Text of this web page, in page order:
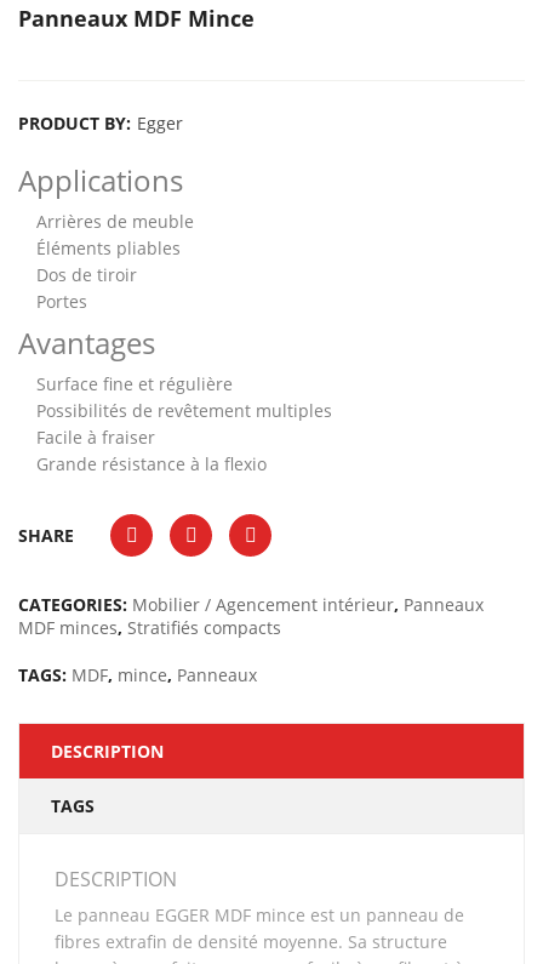
Panneaux MDF Mince
PRODUCT BY: Egger
Applications
Arrières de meuble
Éléments pliables
Dos de tiroir
Portes
Avantages
Surface fine et régulière
Possibilités de revêtement multiples
Facile à fraiser
Grande résistance à la flexio
SHARE
CATEGORIES: Mobilier / Agencement intérieur, Panneaux
MDF minces, Stratifiés compacts
TAGS: MDF, mince, Panneaux
DESCRIPTION
TAGS
DESCRIPTION
Le panneau EGGER MDF mince est un panneau de
fibres extrafin de densité moyenne. Sa structure